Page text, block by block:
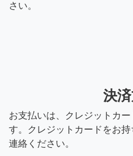
さい。
決
お支払いは、クレジットカ
す。クレジットカードをお
連絡ください。